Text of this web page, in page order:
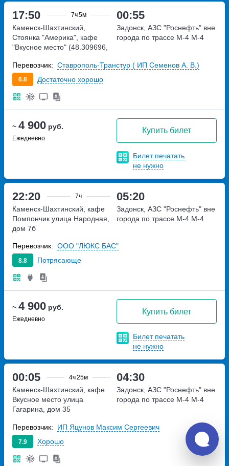
17:50 7ч5м 00:55
~ 4 900 руб.
Ежедневно
Купить билет
Билет печатать
не нужно
Каменск-Шахтинский,
Стоянка "Америка", кафе
"Вкусное место" (48.309696,
Задонск, АЗС "Роснефть" вне
города по трассе М-4 М-4
6.8 Достаточно хорошо
Перевозчик: Ставрополь-Транстур ( ИП Семенов А. В.)
22:20 7ч 05:20
~ 4 900 руб.
Ежедневно
Купить билет
Билет печатать
не нужно
Каменск-Шахтинский, кафе
Помпончик улица Народная,
дом 7б
Задонск, АЗС "Роснефть" вне
города по трассе М-4 М-4
8.8 Потрясающе
Перевозчик: ООО "ЛЮКС БАС"
00:05 4ч25м 04:30
Каменск-Шахтинский, кафе
Вкусное место улица
Гагарина, дом 35
Задонск, АЗС "Роснефть" вне
города по трассе М-4 М-4
7.9 Хорошо
Перевозчик: ИП Яцунов Максим Сергеевич